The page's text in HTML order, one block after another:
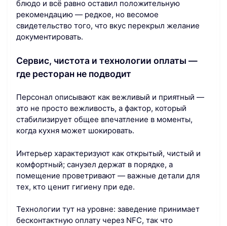
блюдо и всё равно оставил положительную
рекомендацию — редкое, но весомое
свидетельство того, что вкус перекрыл желание
документировать.
Сервис, чистота и технологии оплаты —
где ресторан не подводит
Персонал описывают как вежливый и приятный —
это не просто вежливость, а фактор, который
стабилизирует общее впечатление в моменты,
когда кухня может шокировать.
Интерьер характеризуют как открытый, чистый и
комфортный; санузел держат в порядке, а
помещение проветривают — важные детали для
тех, кто ценит гигиену при еде.
Технологии тут на уровне: заведение принимает
бесконтактную оплату через NFC, так что